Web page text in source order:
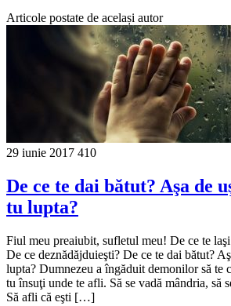
Articole postate de același autor
29 iunie 2017 410
De ce te dai bătut? Aşa de
tu lupta?
Fiul meu preaiubit, sufletul meu! De ce te
De ce deznădăjduieşti? De ce te dai bătut?
lupta? Dumnezeu a îngăduit demonilor să te
tu însuţi unde te afli. Să se vadă mândria, să
Să afli că eşti […]